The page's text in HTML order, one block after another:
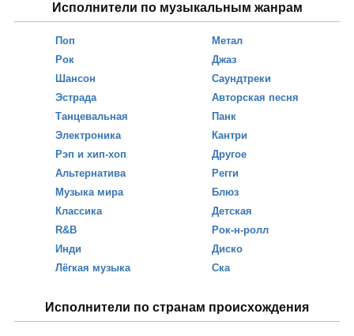
Исполнители по музыкальным жанрам
Поп
Рок
Шансон
Эстрада
Танцевальная
Электроника
Рэп и хип-хоп
Альтернатива
Музыка мира
Классика
R&B
Инди
Лёгкая музыка
Метал
Джаз
Саундтреки
Авторская песня
Панк
Кантри
Другое
Регги
Блюз
Детская
Рок-н-ролл
Диско
Ска
Исполнители по странам происхождения